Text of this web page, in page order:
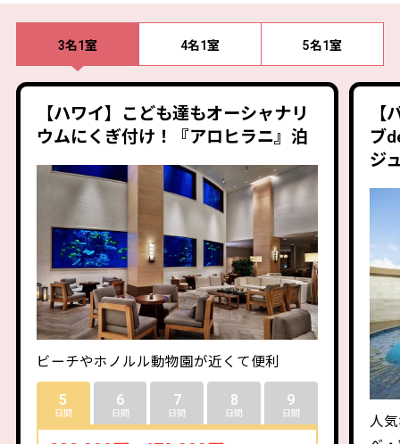
3名1室 4名1室 5名1室
【ハワイ】こども達もオーシャナリ
ウムにくぎ付け！『アロヒラニ』泊
ビーチやホノルル動物園が近くて便利
5
日間
6
日間
7
日間
8
日間
9
日間
【
ブ
ジ
人